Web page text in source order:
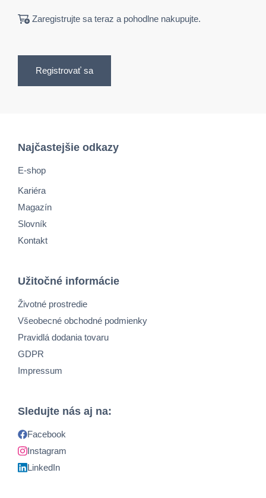
Zaregistrujte sa teraz a pohodlne nakupujte.
Registrovať sa
Najčastejšie odkazy
E-shop
Kariéra
Magazín
Slovník
Kontakt
Užitočné informácie
Životné prostredie
Všeobecné obchodné podmienky
Pravidlá dodania tovaru
GDPR
Impressum
Sledujte nás aj na:
Facebook
Instagram
LinkedIn